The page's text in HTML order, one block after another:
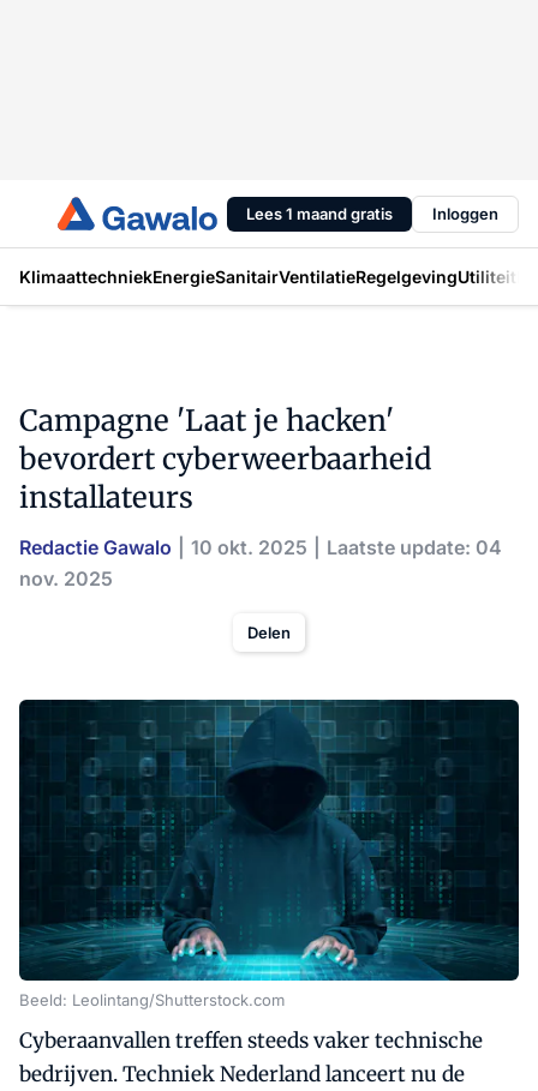
Lees 1 maand gratis Inloggen
KlimaattechniekEnergieSanitairVentilatieRegelgevingUtiliteit
Campagne 'Laat je hacken'
bevordert cyberweerbaarheid
installateurs
Redactie Gawalo 10 okt. 2025
Laatste update: 04
nov. 2025
Delen
Beeld: Leolintang/Shutterstock.com
Cyberaanvallen treffen steeds vaker technische
bedrijven. Techniek Nederland lanceert nu de